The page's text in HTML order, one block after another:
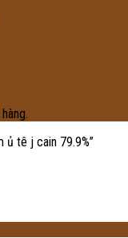
ủ tê j cain 79.9%”